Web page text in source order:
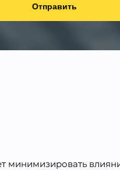
Отправить
минимизировать